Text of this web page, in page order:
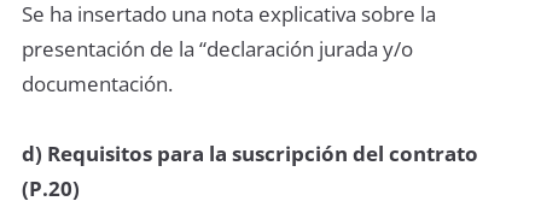
Se ha insertado una nota explicativa sobre la
presentación de la “declaración jurada y/o
documentación.
d) Requisitos para la suscripción del contrato
(P.20)